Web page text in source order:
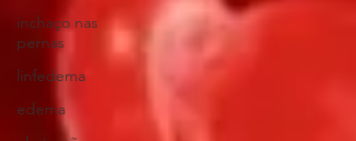
inchaço nas
pernas
linfedema
edema